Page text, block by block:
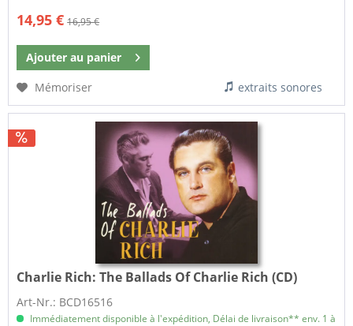
14,95 € 16,95 €
Ajouter au panier
Mémoriser
extraits sonores
Charlie Rich:The Ballads Of Charlie Rich (CD)
Art-Nr.: BCD16516
Immédiatement disponible à l'expédition, Délai de livraison** env. 1 à